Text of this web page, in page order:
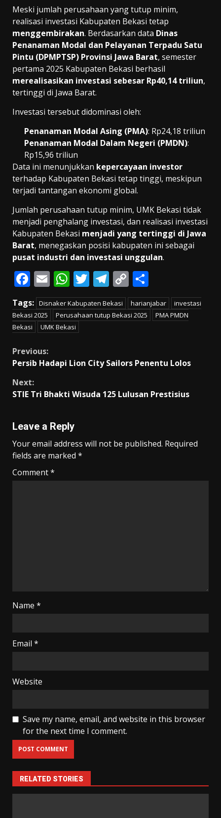
Meski jumlah perusahaan yang tutup minim,
realisasi investasi Kabupaten Bekasi tetap
menggembirakan. Berdasarkan data Dinas
Penanaman Modal dan Pelayanan Terpadu Satu
Pintu (DPMPTSP) Provinsi Jawa Barat, semester
pertama 2025 Kabupaten Bekasi berhasil
merealisasikan investasi sebesar Rp40,14 triliun,
tertinggi di Jawa Barat.
Investasi tersebut didominasi oleh:
Penanaman Modal Asing (PMA): Rp24,18 triliun
Penanaman Modal Dalam Negeri (PMDN):
Rp15,96 triliun
Data ini menunjukkan kepercayaan investor
terhadap Kabupaten Bekasi tetap tinggi, meskipun
terjadi tantangan ekonomi global.
Jumlah perusahaan tutup minim, UMK Bekasi tidak
menjadi penghalang investasi, dan realisasi investasi
Kabupaten Bekasi menjadi yang tertinggi di Jawa
Barat, menegaskan posisi kabupaten ini sebagai
pusat industri dan investasi unggulan.
F
ac
e
b
o
E
m
ai
l
W
h
at
s
p
T
w
itt
er
T
el
e
gr
m
C
o
p
y
n
h
ar
e
Tags: Disnaker Kabupaten Bekasi harianjabar
investasi
Bekasi 2025
Perusahaan tutup Bekasi 2025
PMA PMDN
Bekasi
UMK Bekasi
Continue
Reading
Previous:
Persib Hadapi Lion City Sailors Penentu Lolos
Next:
STIE Tri Bhakti Wisuda 125 Lulusan Prestisius
Leave a Reply
Your email address will not be published. Required
fields are marked *
Comment*
Name *
Email *
Website
Save my name, email, and website in this browser
for the next time I comment.
RELATED STORIES